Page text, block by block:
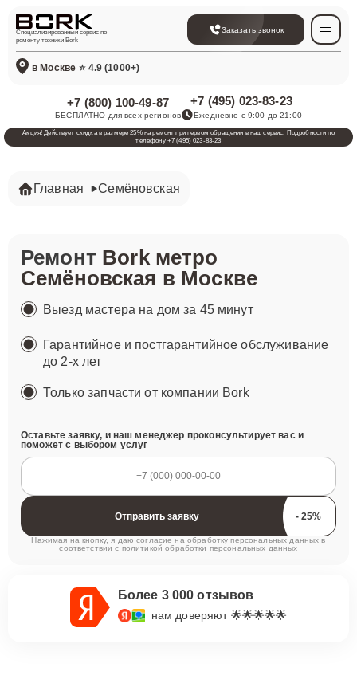
Специализированный сервис по
ремонту техники Bork
Заказать звонок
в Москве ⭐ 4.9 (1000+)
+7 (800) 100-49-87
БЕСПЛАТНО для всех регионов
+7 (495) 023-83-23
Ежедневно с 9:00 до 21:00
Акция! Действует скидка в размере 25% на ремонт при первом обращении в наш сервис. Подробности по
телефону +7 (495) 023-83-23
Главная Семёновская
Ремонт Bork метро
Семёновская в Москве
Выезд мастера на дом за 45 минут
Гарантийное и постгарантийное обслуживание
до 2-х лет
Только запчасти от компании Bork
Оставьте заявку, и наш менеджер проконсультирует вас и
поможет с выбором услуг
Отправить заявку
Нажимая на кнопку, я даю согласие на обработку персональных данных в
соответствии с политикой обработки персональных данных
Более 3 000 отзывов
нам доверяют 🌟🌟🌟🌟🌟